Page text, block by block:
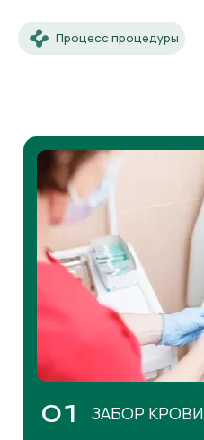
Процесс процедуры
01 ЗАБОР КРОВИ